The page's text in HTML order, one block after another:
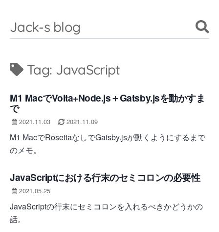
Jack-s blog
Tag: JavaScript
M1 MacでVolta+Node.js＋Gatsby.jsを動かすま
で
2021.11.03 2021.11.09
M1 MacでRosettaなしでGatsby.jsが動くようにするまで
のメモ。
JavaScriptにおける行末のセミコロンの必要性
2021.05.25
JavaScriptの行末にセミコロンを入れるべきかどうかの
話。